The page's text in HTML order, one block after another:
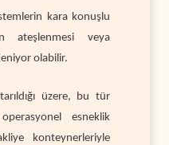
kara konuşlu
ateşlenmesi veya
olabilir.
üzere, bu tür
esneklik
konteynerleriyle